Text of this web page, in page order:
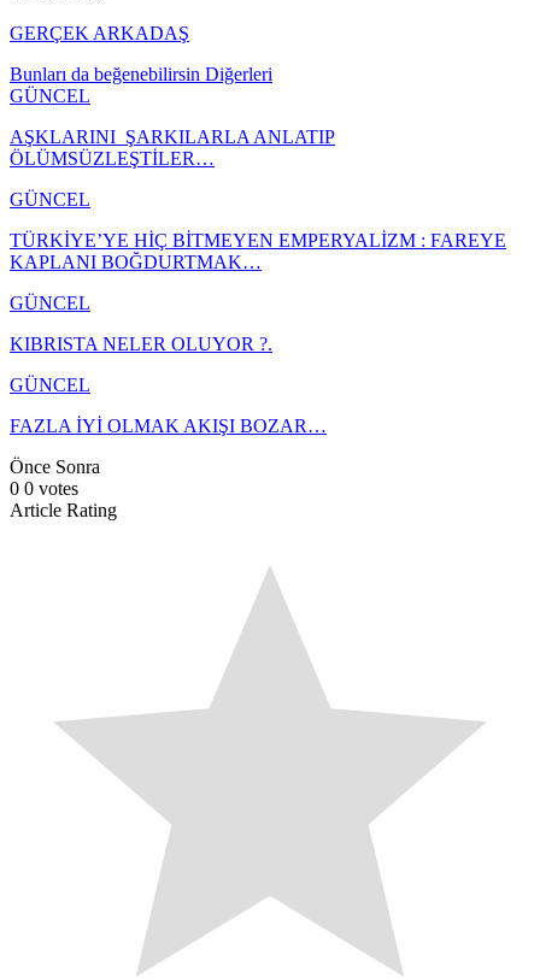
GERÇEK ARKADAŞ
Bunları da beğenebilirsin Diğerleri
GÜNCEL
AŞKLARINI ŞARKILARLA ANLATIP
ÖLÜMSÜZLEŞTİLER…
GÜNCEL
TÜRKİYE’YE HİÇ BİTMEYEN EMPERYALİZM : FAREYE
KAPLANI BOĞDURTMAK…
GÜNCEL
KIBRISTA NELER OLUYOR ?.
GÜNCEL
FAZLA İYİ OLMAK AKIŞI BOZAR…
Önce Sonra
0 0 votes
Article Rating